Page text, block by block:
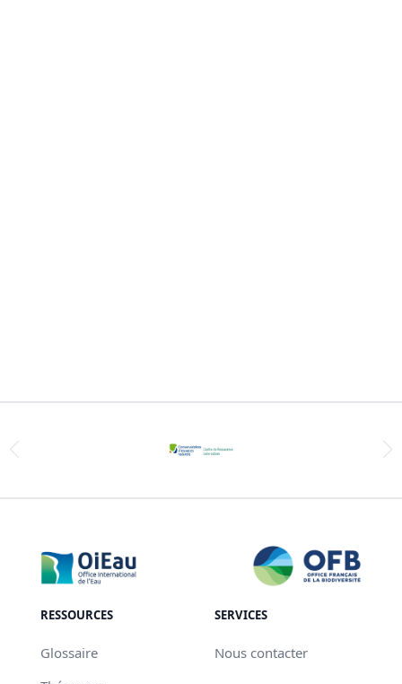
RESSOURCES
Glossaire
SERVICES
Nous contacter